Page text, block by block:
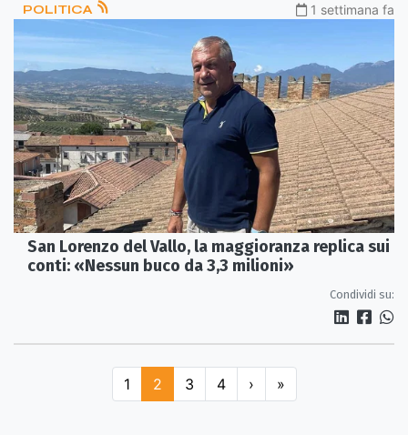
POLITICA 1 settimana fa
San Lorenzo del Vallo, la maggioranza replica sui
conti: «Nessun buco da 3,3 milioni»
Condividi su:
1 2 3 4 › »